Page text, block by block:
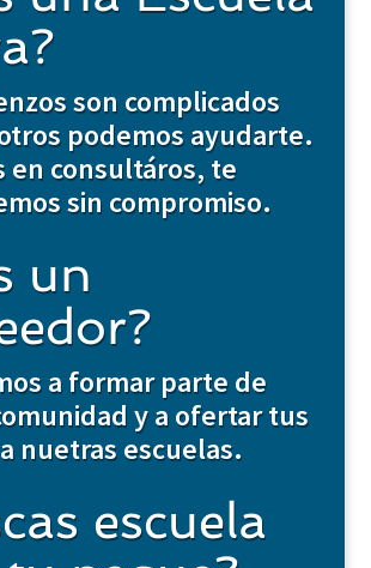
son complicados
podemos ayudarte.
en consultáros, te
sin compromiso.
un
a formar parte de
y a ofertar tus
nuetras escuelas.
escuela